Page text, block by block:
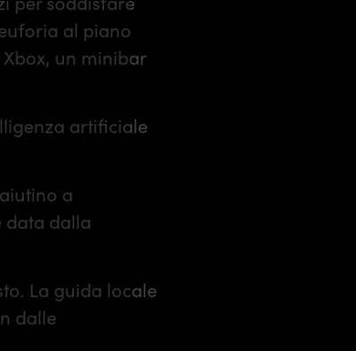
al piano
un minibar
artificiale
a
data dalla
La guida locale
dalle